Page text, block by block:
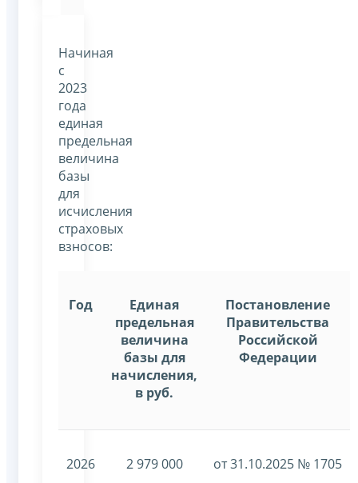
Начиная
с
2023
года
единая
предельная
величина
базы
для
исчисления
страховых
взносов:
Год
Единая
предельная
величина
базы для
начисления,
в руб.
Постановление
Правительства
Российской
Федерации
2026 2 979 000 от 31.10.2025 № 1705